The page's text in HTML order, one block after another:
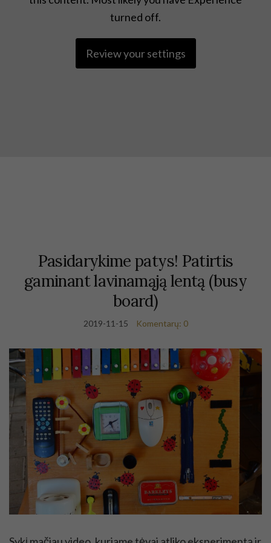
turned off.
Review your settings
Pasidarykime patys! Patirtis
gaminant lavinamąją lentą (busy
board)
2019-11-15 Komentarų: 0